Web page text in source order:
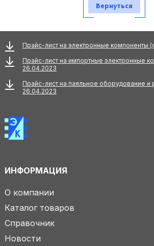
Вернуться
Прайс-лист на электронные компоненты
Прайс-лист на импортные электронные
26.04.2023
Прайс-лист на паяльное оборудование
26.04.2023
ИНФОРМАЦИЯ
О компании
Каталог товаров
Справочник
Новости